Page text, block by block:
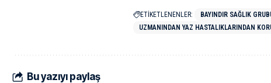
ETİKETLENENLER: BAYINDIR SAĞLIK
UZMANINDAN YAZ HASTALIKLARINDAN
Bu yazıyı paylaş